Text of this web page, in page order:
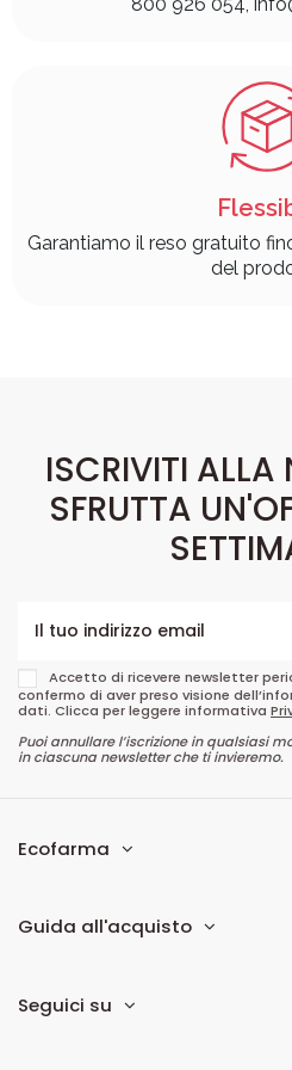
Garantiamo il reso gratuito
del
ISCRIVITI ALLA
SFRUTTA
Accetto di ricevere newsletter
confermo di aver preso visione
dati. Clicca per leggere informativa
Puoi annullare l’iscrizione in qualsiasi
in ciascuna newsletter che ti invieremo.
Ecofarma
Guida all'acquisto
Seguici su